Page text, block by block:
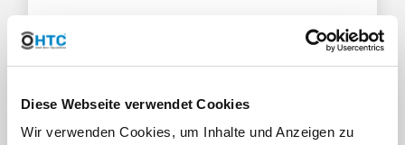
Diese Webseite verwendet Cookies
Wir verwenden Cookies, um Inhalte und Anzeigen zu
S60*6 DN50 (2") Grobgewinde